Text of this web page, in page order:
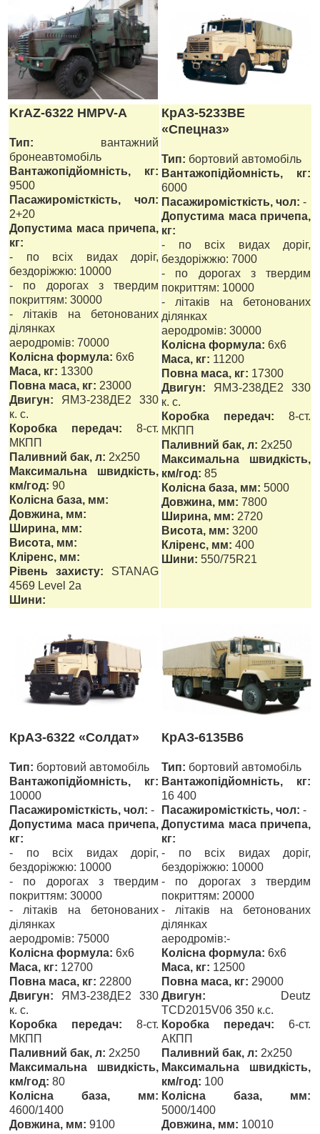
KrAZ-6322 НМРV-А
Тип: вантажний
бронеавтомобіль
Вантажопідйомність, кг:
9500
Пасажиромісткість, чол:
2+20
Допустима маса причепа,
кг:
- по всіх видах доріг,
бездоріжжю: 10000
- по дорогах з твердим
покриттям: 30000
- літаків на бетонованих
ділянках
аеродромів: 70000
Колісна формула: 6х6
Маса, кг: 13300
Повна маса, кг: 23000
Двигун: ЯМЗ-238ДЕ2 330
к. с.
Коробка передач: 8-ст.
МКПП
Паливний бак, л: 2х250
Максимальна швидкість,
км/год: 90
Колісна база, мм:
Довжина, мм:
Ширина, мм:
Висота, мм:
Кліренс, мм:
Рівень захисту: STANAG
4569 Level 2a
Шини:
КрАЗ-5233ВЕ
«Спецназ»
Тип: бортовий автомобіль
Вантажопідйомність, кг:
6000
Пасажиромісткість, чол: -
Допустима маса причепа,
кг:
- по всіх видах доріг,
бездоріжжю: 7000
- по дорогах з твердим
покриттям: 10000
- літаків на бетонованих
ділянках
аеродромів: 30000
Колісна формула: 6х6
Маса, кг: 11200
Повна маса, кг: 17300
Двигун: ЯМЗ-238ДЕ2 330
к. с.
Коробка передач: 8-ст.
МКПП
Паливний бак, л: 2х250
Максимальна швидкість,
км/год: 85
Колісна база, мм: 5000
Довжина, мм: 7800
Ширина, мм: 2720
Висота, мм: 3200
Кліренс, мм: 400
Шини: 550/75R21
КрАЗ-6322 «Солдат»
Тип: бортовий автомобіль
Вантажопідйомність, кг:
10000
Пасажиромісткість, чол: -
Допустима маса причепа,
кг:
- по всіх видах доріг,
бездоріжжю: 10000
- по дорогах з твердим
покриттям: 30000
- літаків на бетонованих
ділянках
аеродромів: 75000
Колісна формула: 6х6
Маса, кг: 12700
Повна маса, кг: 22800
Двигун: ЯМЗ-238ДЕ2 330
к. с.
Коробка передач: 8-ст.
МКПП
Паливний бак, л: 2х250
Максимальна швидкість,
км/год: 80
Колісна база, мм:
4600/1400
Довжина, мм: 9100
КрАЗ-6135В6
Тип: бортовий автомобіль
Вантажопідйомність, кг:
16 400
Пасажиромісткість, чол: -
Допустима маса причепа,
кг:
- по всіх видах доріг,
бездоріжжю: 10000
- по дорогах з твердим
покриттям: 20000
- літаків на бетонованих
ділянках
аеродромів:-
Колісна формула: 6х6
Маса, кг: 12500
Повна маса, кг: 29000
Двигун: Deutz
TCD2015V06 350 к.с.
Коробка передач: 6-ст.
АКПП
Паливний бак, л: 2х250
Максимальна швидкість,
км/год: 100
Колісна база, мм:
5000/1400
Довжина, мм: 10010